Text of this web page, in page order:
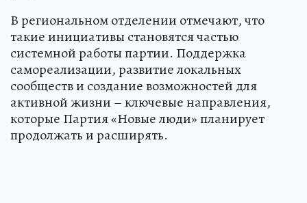
В региональном отделении отмечают, что
такие инициативы становятся частью
системной работы партии. Поддержка
самореализации, развитие локальных
сообществ и создание возможностей для
активной жизни – ключевые направления,
которые Партия «Новые люди» планирует
продолжать и расширять.